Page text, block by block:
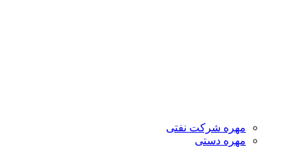
مهره شرکت نفتی
مهره دستی